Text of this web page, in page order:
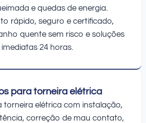
e quedas de energia.
rápido, seguro e certificado,
quente sem risco e soluções
imediatas 24 horas.
para torneira elétrica
torneira elétrica com instalação,
correção de mau contato,